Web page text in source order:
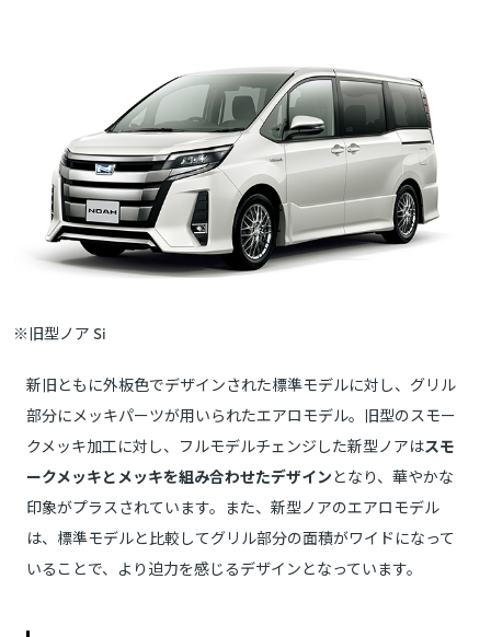
※旧型ノア Si
新旧ともに外板色でデザインされた標準モデルに対し、グリル
部分にメッキパーツが用いられたエアロモデル。旧型のスモー
クメッキ加工に対し、フルモデルチェンジした新型ノアはスモ
ークメッキとメッキを組み合わせたデザインとなり、華やかな
印象がプラスされています。また、新型ノアのエアロモデル
は、標準モデルと比較してグリル部分の面積がワイドになって
いることで、より迫力を感じるデザインとなっています。